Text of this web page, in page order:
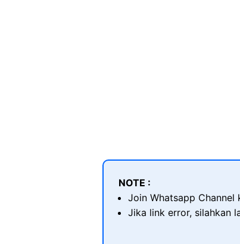
NOTE :
Join Whatsapp
Jika link error, silahkan